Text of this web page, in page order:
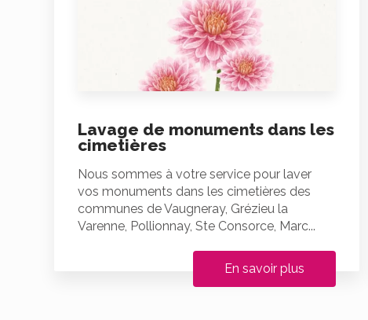
Lavage de monuments dans les
cimetières
Nous sommes à votre service pour laver
vos monuments dans les cimetières des
communes de Vaugneray, Grézieu la
Varenne, Pollionnay, Ste Consorce, Marc...
En savoir plus